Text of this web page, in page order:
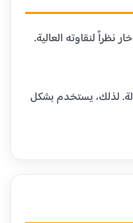
والادخار نظراً لنقاوته العالية.
لذلك، يستخدم بشكل